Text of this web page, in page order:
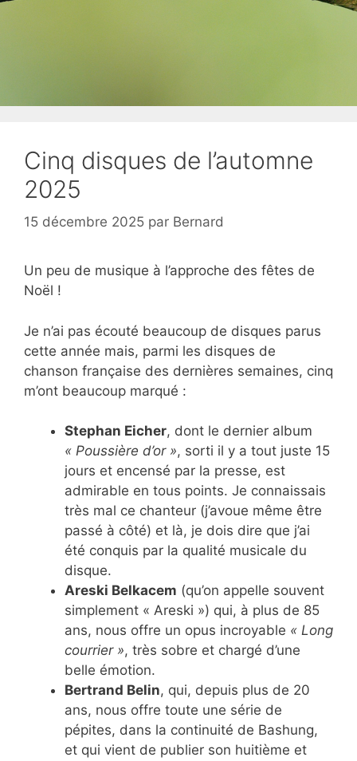
Cinq disques de l’automne
2025
15 décembre 2025 par Bernard
Un peu de musique à l’approche des fêtes de
Noël !
Je n’ai pas écouté beaucoup de disques parus
cette année mais, parmi les disques de
chanson française des dernières semaines, cinq
m’ont beaucoup marqué :
Stephan Eicher, dont le dernier album
« Poussière d’or », sorti il y a tout juste 15
jours et encensé par la presse, est
admirable en tous points. Je connaissais
très mal ce chanteur (j’avoue même être
passé à côté) et là, je dois dire que j’ai
été conquis par la qualité musicale du
disque.
Areski Belkacem (qu’on appelle souvent
simplement « Areski ») qui, à plus de 85
ans, nous offre un opus incroyable « Long
courrier », très sobre et chargé d’une
belle émotion.
Bertrand Belin, qui, depuis plus de 20
ans, nous offre toute une série de
pépites, dans la continuité de Bashung,
et qui vient de publier son huitième et